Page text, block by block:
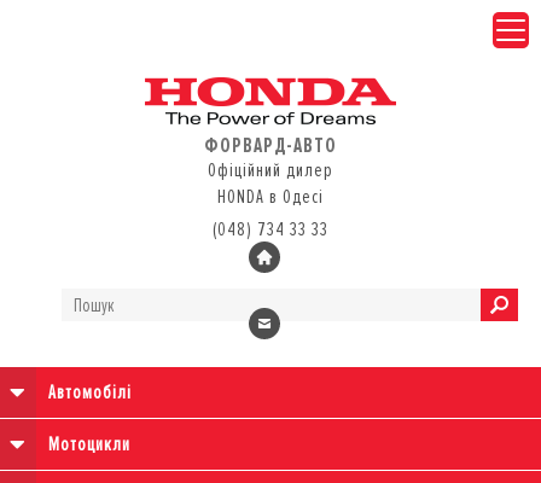
ФОРВАРД-АВТО
Офіційний дилер
HONDA в Одесі
(048) 734 33 33
Автомобілі
Мотоцикли